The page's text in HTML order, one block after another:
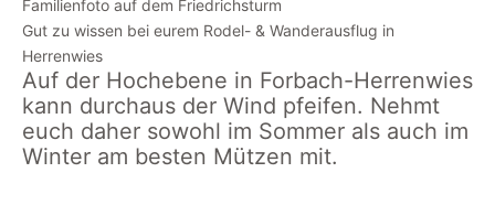
Familienfoto auf dem Friedrichsturm
Gut zu wissen bei eurem Rodel- & Wanderausflug in
Herrenwies
Auf der Hochebene in Forbach-Herrenwies
kann durchaus der Wind pfeifen. Nehmt
euch daher sowohl im Sommer als auch im
Winter am besten Mützen mit.